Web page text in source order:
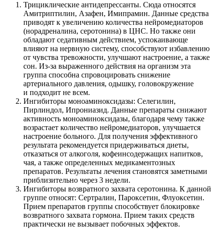
Трициклические антидепрессанты. Сюда относятся
Амитриптилин, Азафен, Имипрамин. Данные средства
приводят к увеличению количества нейромедиаторов
(норадреналина, серотонина) в ЦНС. Но также они
обладают седативным действием, успокаивающе
влияют на нервную систему, способствуют избавлению
от чувства тревожности, улучшают настроение, а также
сон. Из-за выраженного действия на организм эта
группа способна спровоцировать снижение
артериального давления, одышку, головокружение
и подходит не всем.
Ингибиторы моноаминоксидазы: Селегилин,
Пирлиндол, Ипрониазид. Данные препараты снижают
активность моноаминоксидазы, благодаря чему также
возрастает количество нейромедиаторов, улучшается
настроение больного. Для получения эффективного
результата рекомендуется придерживаться диеты,
отказаться от алкоголя, кофеинсодержащих напитков,
чая, а также определенных медикаментозных
препаратов. Результаты лечения становятся заметными
приблизительно через 3 недели.
Ингибиторы возвратного захвата серотонина. К данной
группе относят: Сертралин, Пароксетин, Флуоксетин.
Прием препаратов группы способствует блокировке
возвратного захвата гормона. Прием таких средств
практически не вызывает побочных эффектов.